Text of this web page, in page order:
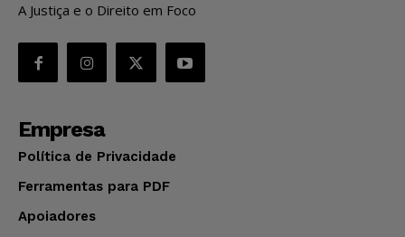
A Justiça e o Direito em Foco
Empresa
Política de Privacidade
Ferramentas para PDF
Apoiadores